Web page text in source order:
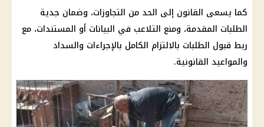
كما يسعى القانون إلى الحد من التجاوزات، وضمان جدية
الطلبات المقدمة، ومنع التلاعب في البيانات أو المستندات، مع
ربط قبول الطلبات بالالتزام الكامل بالإجراءات والسداد
والمواعيد القانونية.